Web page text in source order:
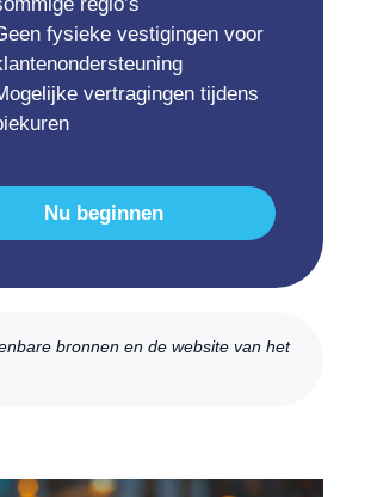
regio’s
fysieke vestigingen voor
vertragingen tijdens
Nu beginnen
bronnen en de website van het